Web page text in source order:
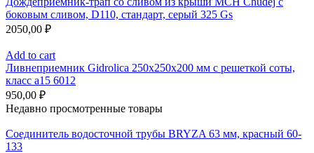
боковым сливом, D110, стандарт, серый 325 Gs
2050,00 ₽
Add to cart
Ливнеприемник Gidrolica 250x250x200 мм с решеткой соты,
класс а15 6012
950,00 ₽
Недавно просмотренные товары
Соединитель водосточной трубы BRYZA 63 мм, краcный 60-
133